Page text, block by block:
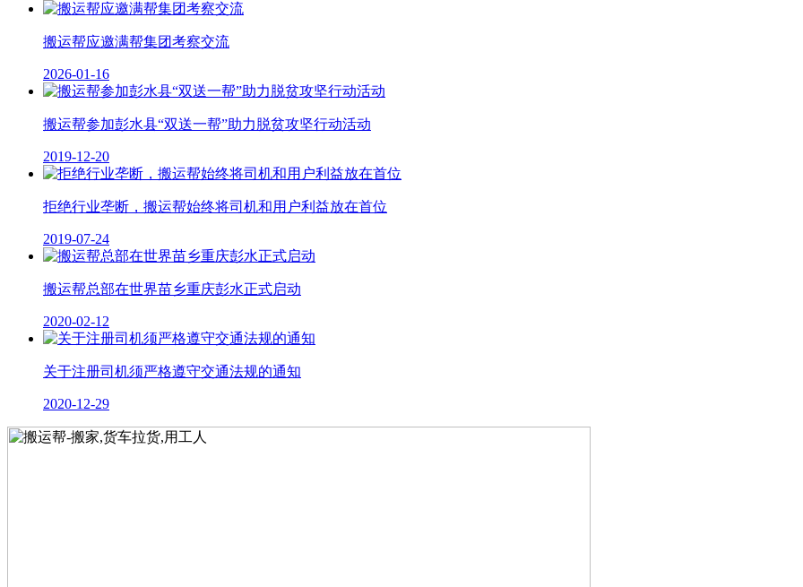
搬运帮应邀满帮集团考察交流
2026-01-16
搬运帮参加彭水县“双送一帮”助力脱贫攻坚行动活动
2019-12-20
拒绝行业垄断，搬运帮始终将司机和用户利益放在首位
2019-07-24
搬运帮总部在世界苗乡重庆彭水正式启动
2020-02-12
关于注册司机须严格遵守交通法规的通知
2020-12-29